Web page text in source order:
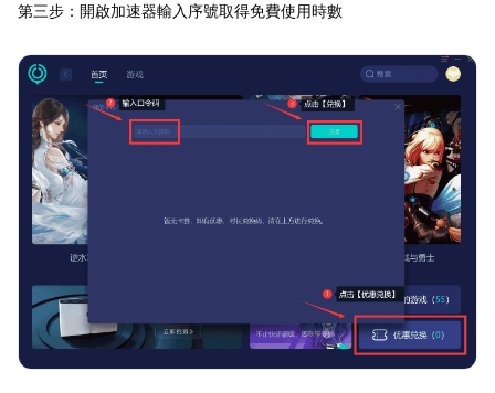
第三步：開啟加速器輸入序號取得免費使用時數